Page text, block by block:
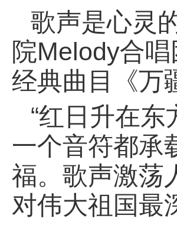
歌声是心灵
院Melody合
经典曲目《万
“红日升在
一个音符都承
福。歌声激荡
对伟大祖国最